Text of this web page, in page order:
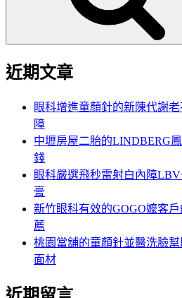
近期文章
眼科增進童顏針的新陳代謝
障
中壢房屋二胎的LINDBERG
錢
眼科嚴選飛秒雷射白內障
膏
新竹眼科有效的GOGO嬤客
薦
桃園當舖的童顏針並醫洗臉
面材